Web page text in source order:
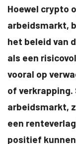
Hoewel crypto
arbeidsmarkt,
het beleid van
als een
vooral op
of verkrapping.
arbeidsmarkt,
een
positief